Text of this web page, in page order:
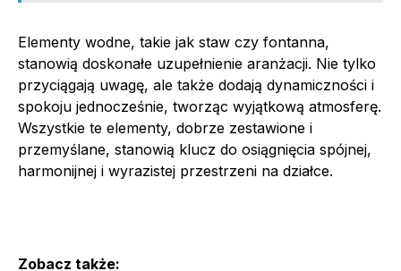
Elementy wodne, takie jak staw czy fontanna,
stanowią doskonałe uzupełnienie aranżacji. Nie tylko
przyciągają uwagę, ale także dodają dynamiczności i
spokoju jednocześnie, tworząc wyjątkową atmosferę.
Wszystkie te elementy, dobrze zestawione i
przemyślane, stanowią klucz do osiągnięcia spójnej,
harmonijnej i wyrazistej przestrzeni na działce.
Zobacz także: